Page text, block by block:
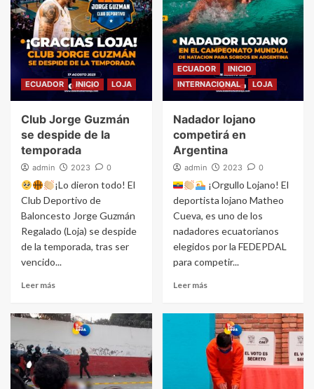
ECUADOR INICIO LOJA
Club Jorge Guzmán
se despide de la
temporada
admin 2023 0
¡Lo dieron todo! El
Club Deportivo de
Baloncesto Jorge Guzmán
Regalado (Loja) se despide
de la temporada, tras ser
vencido...
Leer más
ECUADOR
INICIO
INTERNACIONAL
LOJA
Nadador lojano
competirá en
Argentina
admin 2023 0
¡Orgullo Lojano! El
deportista lojano Matheo
Cueva, es uno de los
nadadores ecuatorianos
elegidos por la FEDEPDAL
para competir...
Leer más